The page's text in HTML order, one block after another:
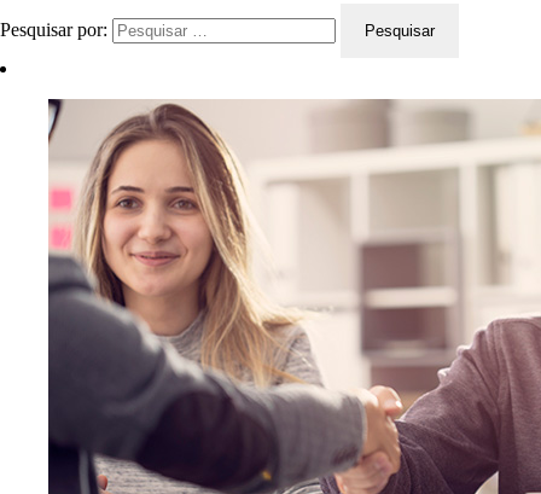
Pesquisar por: